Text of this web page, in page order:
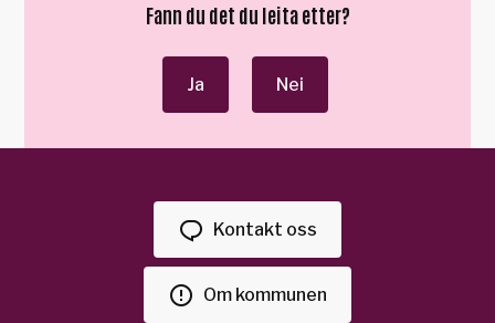
Fann du det du leita etter?
Ja Nei
Kontakt oss
Om kommunen